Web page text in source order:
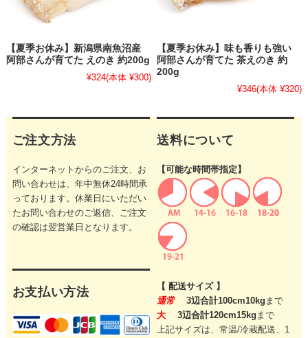
【夏季お休み】新潟県南魚沼産
阿部さんが育てた えのき 約200g
¥324(本体 ¥300)
【夏季お休み】味も香りも強い
阿部さんが育てた 茶えのき 約
200g
¥346(本体 ¥320)
ご注文方法
インターネットからのご注文、お
問い合わせは、年中無休24時間承
っております。休業日にいただい
たお問い合わせのご返信、ご注文
の確認は翌営業日となります。
お支払い方法
送料について
【可能な時間帯指定】
【 配送サイズ 】
通常
3辺合計100cm10kg まで
大
3辺合計120cm15kg まで
上記サイズは、常温/冷蔵配送、1